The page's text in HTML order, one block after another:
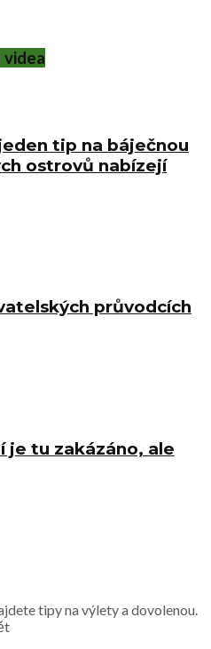
tip na báječnou
ostrovů nabízejí
průvodcích
je tu zakázáno, ale
tipy na výlety a dovolenou.